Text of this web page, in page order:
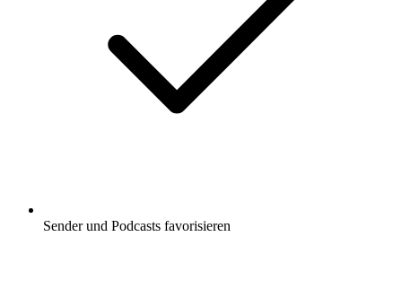
Sender und Podcasts favorisieren